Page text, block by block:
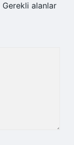
Gerekli alanlar